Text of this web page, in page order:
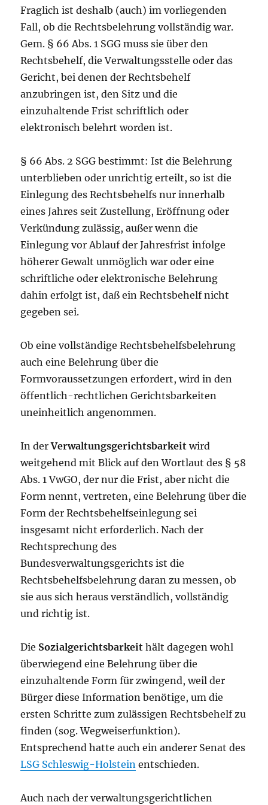
Fraglich ist deshalb (auch) im vorliegenden
Fall, ob die Rechtsbelehrung vollständig war.
Gem. § 66 Abs. 1 SGG muss sie über den
Rechtsbehelf, die Verwaltungsstelle oder das
Gericht, bei denen der Rechtsbehelf
anzubringen ist, den Sitz und die
einzuhaltende Frist schriftlich oder
elektronisch belehrt worden ist.
§ 66 Abs. 2 SGG bestimmt: Ist die Belehrung
unterblieben oder unrichtig erteilt, so ist die
Einlegung des Rechtsbehelfs nur innerhalb
eines Jahres seit Zustellung, Eröffnung oder
Verkündung zulässig, außer wenn die
Einlegung vor Ablauf der Jahresfrist infolge
höherer Gewalt unmöglich war oder eine
schriftliche oder elektronische Belehrung
dahin erfolgt ist, daß ein Rechtsbehelf nicht
gegeben sei.
Ob eine vollständige Rechtsbehelfsbelehrung
auch eine Belehrung über die
Formvoraussetzungen erfordert, wird in den
öffentlich-rechtlichen Gerichtsbarkeiten
uneinheitlich angenommen.
In derVerwaltungsgerichtsbarkeit wird
weitgehend mit Blick auf den Wortlaut des § 58
Abs. 1 VwGO, der nur die Frist, aber nicht die
Form nennt, vertreten, eine Belehrung über die
Form der Rechtsbehelfseinlegung sei
insgesamt nicht erforderlich. Nach der
Rechtsprechung des
Bundesverwaltungsgerichts ist die
Rechtsbehelfsbelehrung daran zu messen, ob
sie aus sich heraus verständlich, vollständig
und richtig ist.
Die Sozialgerichtsbarkeit hält dagegen wohl
überwiegend eine Belehrung über die
einzuhaltende Form für zwingend, weil der
Bürger diese Information benötige, um die
ersten Schritte zum zulässigen Rechtsbehelf zu
finden (sog. Wegweiserfunktion).
Entsprechend hatte auch ein anderer Senat des
LSG Schleswig-Holstein entschieden.
Auch nach der verwaltungsgerichtlichen